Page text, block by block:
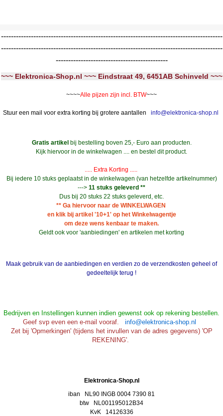
-----------------------------------------------------------------------------------------
-----------------------------------------------------------------------------------------
---------------------------------------------
~~~ Elektronica-Shop.nl ~~~ Eindstraat 49, 6451AB Schinveld ~~~
~~~~Alle pijzen zijn incl. BTW~~~
Stuur een mail voor extra korting bij grotere aantallen info@elektronica-shop.nl
Gratis artikel bij bestelling boven 25,- Euro aan producten.
Kijk hiervoor in de winkelwagen .... en bestel dit product.
..... Extra Korting .....
Bij iedere 10 stuks geplaatst in de winkelwagen (van hetzelfde artikelnummer)
---> 11 stuks geleverd **
Dus bij 20 stuks 22 stuks geleverd, etc.
** Ga hiervoor naar de WINKELWAGEN
en klik bij artikel '10+1' op het Winkelwagentje
om deze wens kenbaar te maken.
Geldt ook voor 'aanbiedingen' en artikelen met korting
Maak gebruik van de aanbiedingen en verdien zo de verzendkosten geheel of
gedeeltelijk terug !
Bedrijven en Instellingen kunnen indien gewenst ook op rekening bestellen.
Geef svp even een e-mail vooraf. info@elektronica-shop.nl
Zet bij 'Opmerkingen' (tijdens het invullen van de adres gegevens) 'OP
REKENING'.
Elektronica-Shop.nl
iban NL90 INGB 0004 7390 81
btw
NL001195012B34
KvK 14126336